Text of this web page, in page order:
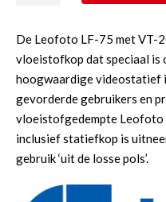
Videostatief
met
VT20
vloeistof
kop
aantal
De Leofoto LF-75 met VT-
vloeistofkop dat speciaal is
hoogwaardige videostatief
gevorderde gebruikers en
vloeistofgedempte Leofoto
inclusief statiefkop is
gebruik ‘uit de losse pols’.